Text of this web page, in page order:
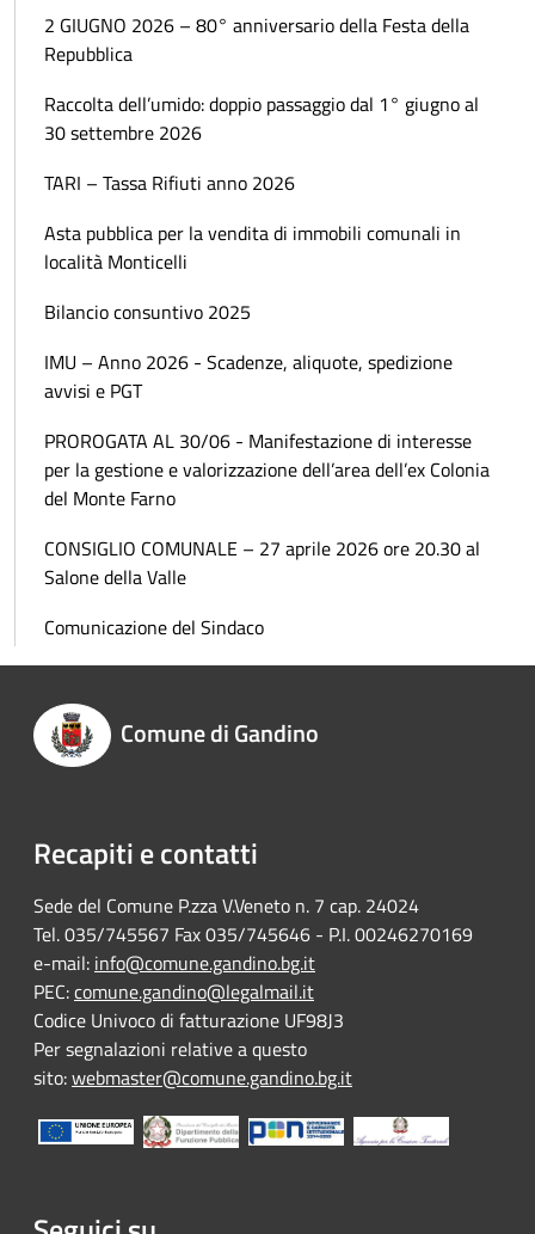
2 GIUGNO 2026 – 80° anniversario della Festa della
Repubblica
Raccolta dell’umido: doppio passaggio dal 1° giugno al
30 settembre 2026
TARI – Tassa Rifiuti anno 2026
Asta pubblica per la vendita di immobili comunali in
località Monticelli
Bilancio consuntivo 2025
IMU – Anno 2026 - Scadenze, aliquote, spedizione
avvisi e PGT
PROROGATA AL 30/06 - Manifestazione di interesse
per la gestione e valorizzazione dell’area dell’ex Colonia
del Monte Farno
CONSIGLIO COMUNALE – 27 aprile 2026 ore 20.30 al
Salone della Valle
Comunicazione del Sindaco
Comune di Gandino
Recapiti e contatti
Sede del Comune P.zza V.Veneto n. 7 cap. 24024
Tel. 035/745567 Fax 035/745646 - P.I. 00246270169
e-mail: info@comune.gandino.bg.it
PEC:comune.gandino@legalmail.it
Codice Univoco di fatturazione UF98J3
Per segnalazioni relative a questo
sito:webmaster@comune.gandino.bg.it